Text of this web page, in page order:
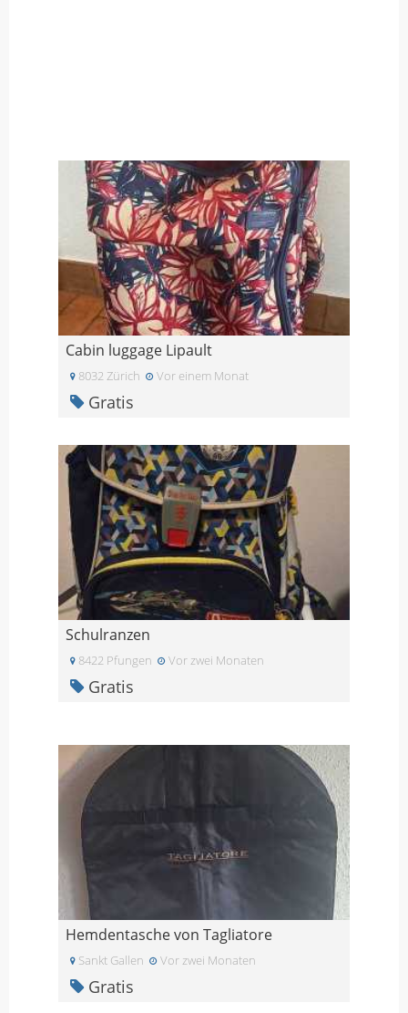
Cabin luggage Lipault
8032 Zürich Vor einem Monat
Gratis
Schulranzen
8422 Pfungen Vor zwei Monaten
Gratis
Hemdentasche von Tagliatore
Sankt Gallen Vor zwei Monaten
Gratis